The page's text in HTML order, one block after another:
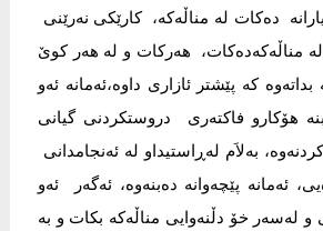
ده‌كات له‌ مناڵه‌كه‌، كارێكی‌ نه‌رێنی‌
مناڵه‌كه‌ده‌كات، هه‌ركات و له‌ هه‌ر كوێ‌
كه‌ پێشتر ئازاری‌ داوه‌،ئه‌مانه‌ ئه‌و
هۆكارو فاكته‌ری‌ دروستكردنی‌ گیانی‌
به‌لاَم له‌ڕاستیداو له‌ ئه‌نجامدانی‌
ئه‌مانه‌ پێچه‌وانه‌ ده‌بنه‌وه‌، ئه‌گه‌ر ئه‌و
و له‌سه‌ر خۆ دڵنه‌وایی‌ مناڵه‌كه‌ بكات و به‌